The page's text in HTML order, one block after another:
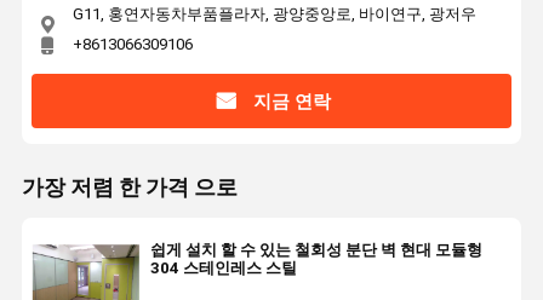
G11, 홍연자동차부품플라자, 광양중앙로, 바이연구, 광저우
+8613066309106
지금 연락
가장 저렴 한 가격 으로
쉽게 설치 할 수 있는 철회성 분단 벽 현대 모듈형
304 스테인레스 스틸